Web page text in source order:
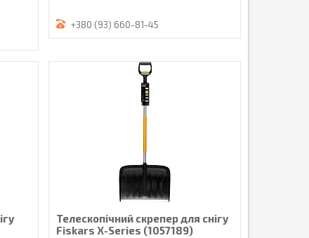
+380 (93) 660-81-45
Телескопічний скрепер для снігу
Fiskars X-Series (1057189)